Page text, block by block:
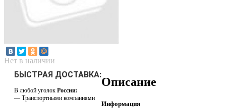
Нет в наличии
БЫСТРАЯ ДОСТАВКА:
В любой уголок России:
— Транспортными компаниями
Описание
Информация